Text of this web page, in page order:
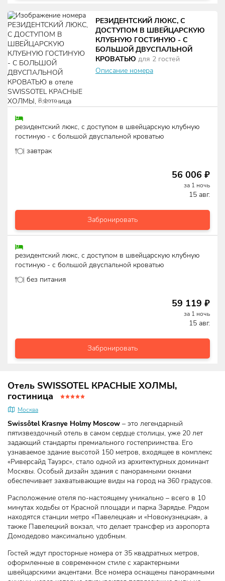
8фото
РЕЗИДЕНТСКИЙ ЛЮКС, С
ДОСТУПОМ В ШВЕЙЦАРСКУЮ
КЛУБНУЮ ГОСТИНУЮ - С
БОЛЬШОЙ ДВУСПАЛЬНОЙ
КРОВАТЬЮ для 2 гостей
Описание номера
резидентский люкс, с доступом в швейцарскую клубную
гостиную - с большой двуспальной кроватью
завтрак
56 006 ₽
за 1 ночь
15 авг.
Забронировать
резидентский люкс, с доступом в швейцарскую клубную
гостиную - с большой двуспальной кроватью
без питания
59 119 ₽
за 1 ночь
15 авг.
Забронировать
Отель SWISSOTEL КРАСНЫЕ ХОЛМЫ,
гостиница
Москва
Swissôtel Krasnye Holmy Moscow – это легендарный
пятизвездочный отель в самом сердце столицы, уже 20 лет
задающий стандарты премиального гостеприимства. Его
узнаваемое здание высотой 150 метров, входящее в комплекс
«Риверсайд Тауэрс», стало одной из архитектурных доминант
Москвы. Особый дизайн здания с панорамными окнами
обеспечивает захватывающие виды на город на 360 градусов.
Расположение отеля по-настоящему уникально – всего в 10
минутах ходьбы от Красной площади и парка Зарядье. Рядом
находятся станции метро «Павелецкая» и «Новокузнецкая», а
также Павелецкий вокзал, что делает трансфер из аэропорта
Домодедово максимально удобным.
Гостей ждут просторные номера от 35 квадратных метров,
оформленные в современном стиле с характерными
швейцарскими акцентами. Все номера оснащены панорамными